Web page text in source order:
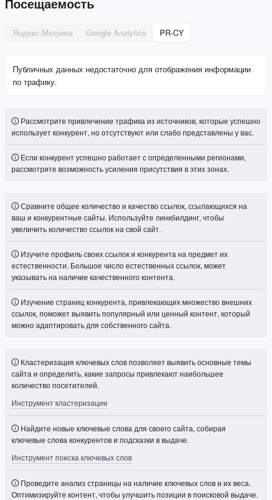
Яндекс.Метрика Google Analytics PR-CY
Публичных данных недостаточно для отображения информации
по трафику.
Рассмотрите привлечение трафика из источников, которые успешно
использует конкурент, но отсутствуют или слабо представлены у вас.
Если конкурент успешно работает с определенными регионами,
рассмотрите возможность усиления присутствия в этих зонах.
Сравните общее количество и качество ссылок, ссылающихся на
ваш и конкурентные сайты. Используйте линкбилдинг, чтобы
увеличить количество ссылок на свой сайт.
Изучите профиль своих ссылок и конкурента на предмет их
естественности. Большое число естественных ссылок, может
указывать на наличие качественного контента.
Изучение страниц конкурента, привлекающих множество внешних
ссылок, поможет выявить популярный или ценный контент, который
можно адаптировать для собственного сайта.
Кластеризация ключевых слов позволяет выявить основные темы
сайта и определить, какие запросы привлекают наибольшее
количество посетителей.
Инструмент кластеризации
Найдите новые ключевые слова для своего сайта, собирая
ключевые слова конкурентов и подсказки в выдаче.
Инструмент поиска ключевых слов
Проведите анализ страницы на наличие ключевых слов и их веса.
Оптимизируйте контент, чтобы улучшить позиции в поисковой выдаче.